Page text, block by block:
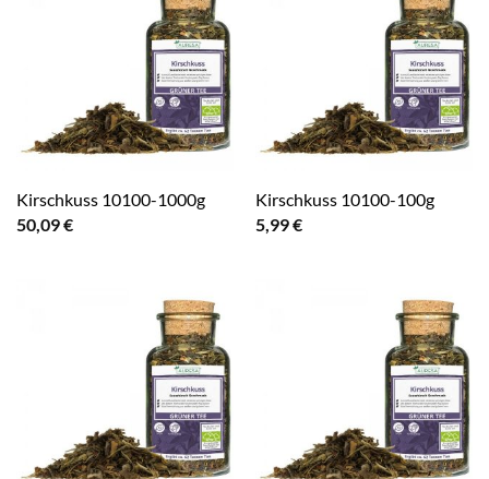
Kirschkuss 10100-1000g
50,09€
Kirschkuss 10100-100g
5,99€